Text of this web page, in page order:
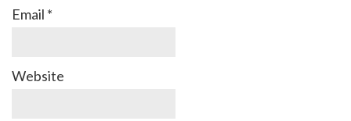
Email *
Website